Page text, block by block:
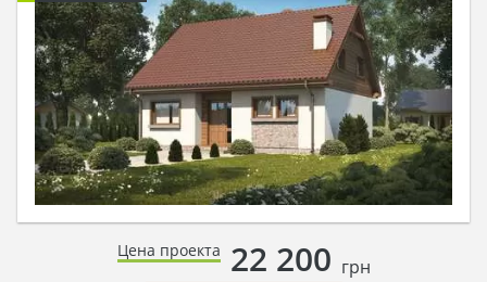
Цена проекта 22 200 грн